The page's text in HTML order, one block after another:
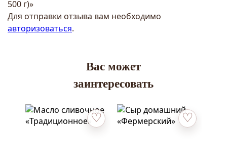
500 г)»
Для отправки отзыва вам необходимо
авторизоваться.
Вас может
заинтересовать
Добавить в избранное Добавить в